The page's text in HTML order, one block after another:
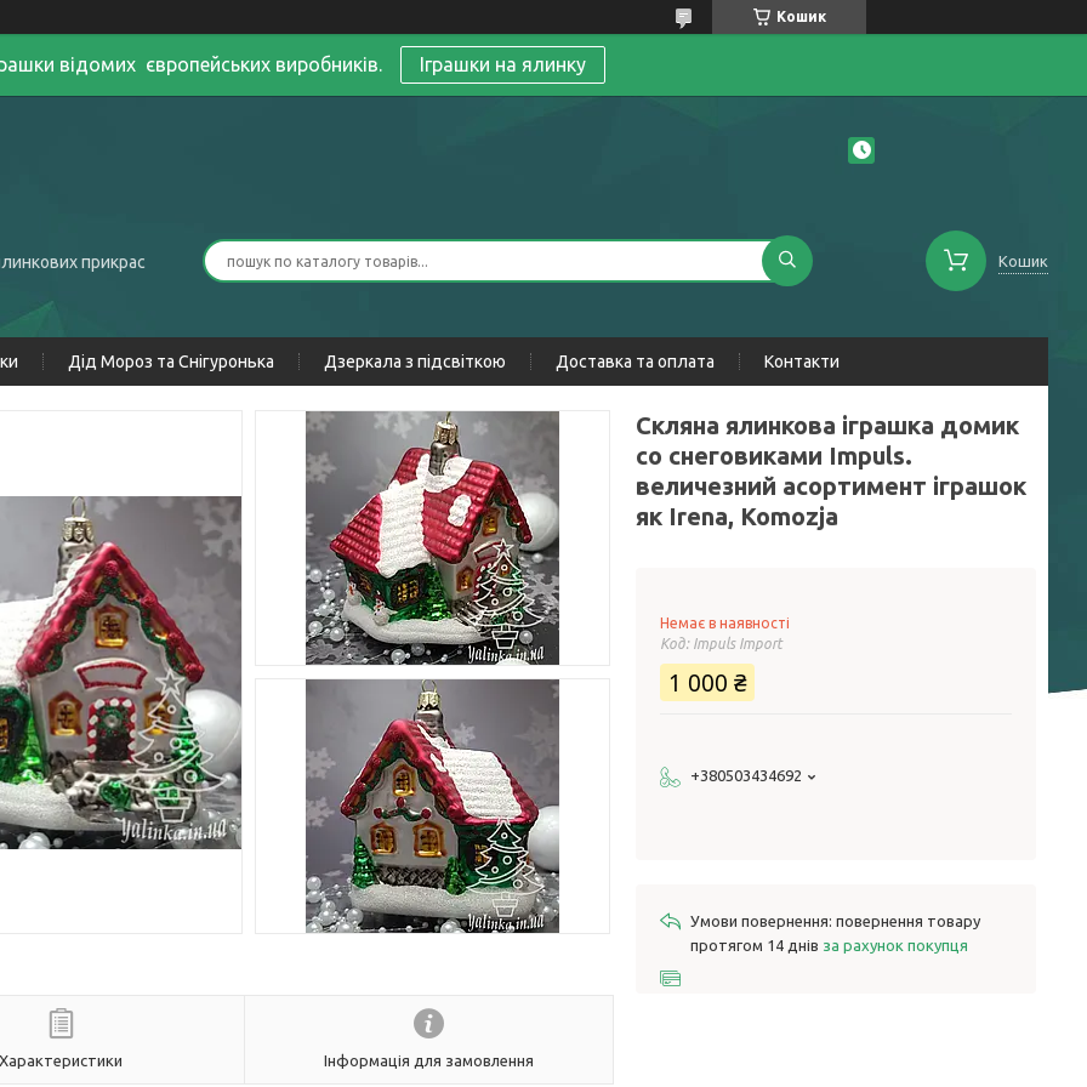
Кошик
відомих європейських виробників. Іграшки на ялинку
прикрас Кошик
Дід Мороз та Снігуронька Дзеркала з підсвіткою Доставка та оплата Контакти
Характеристики Інформація для замовлення
Скляна ялинкова іграшка домик
со снеговиками Impuls.
величезний асортимент іграшок
як Irena, Komozja
Немає в наявності
Код: Impuls Import
1 000 ₴
+380503434692
повернення товару
протягом 14 днів за рахунок покупця